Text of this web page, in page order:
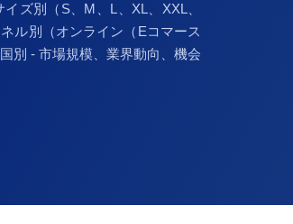
ズ別（S、M、L、XL、XXL、
ル別（オンライン（Eコマース
別 - 市場規模、業界動向、機会